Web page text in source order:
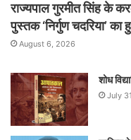
राज्यपाल गुरमीत सिंह के
पुस्तक ‘निर्गुण चदरिया’ का
August 6, 2026
शोध
July